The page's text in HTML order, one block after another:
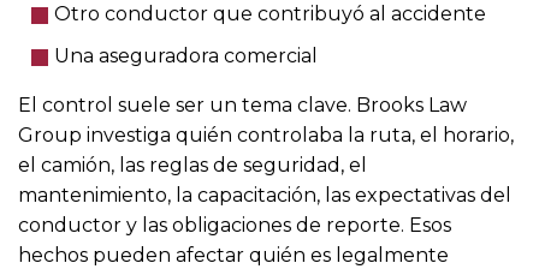
Otro conductor que contribuyó al accidente
Una aseguradora comercial
El control suele ser un tema clave. Brooks Law
Group investiga quién controlaba la ruta, el horario,
el camión, las reglas de seguridad, el
mantenimiento, la capacitación, las expectativas del
conductor y las obligaciones de reporte. Esos
hechos pueden afectar quién es legalmente